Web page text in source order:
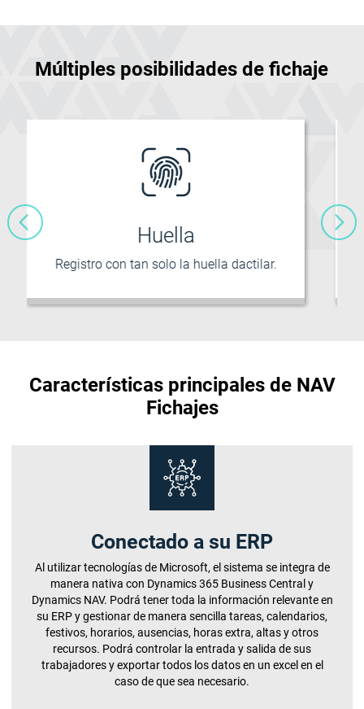
Múltiples posibilidades de fichaje
Tarjeta de proximidad
Sin contacto con tarjetas contactless.
Características principales de NAV
Fichajes
Conectado a su ERP
Al utilizar tecnologías de Microsoft, el sistema se integra de
manera nativa con Dynamics 365 Business Central y
Dynamics NAV. Podrá tener toda la información relevante en
su ERP y gestionar de manera sencilla tareas, calendarios,
festivos, horarios, ausencias, horas extra, altas y otros
recursos. Podrá controlar la entrada y salida de sus
trabajadores y exportar todos los datos en un excel en el
caso de que sea necesario.